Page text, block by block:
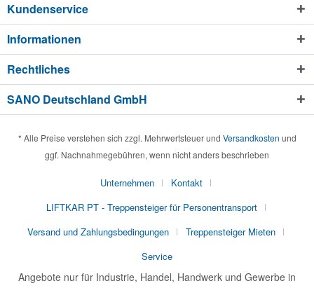
Kundenservice
Informationen
Rechtliches
SANO Deutschland GmbH
* Alle Preise verstehen sich zzgl. Mehrwertsteuer und Versandkosten und
ggf. Nachnahmegebühren, wenn nicht anders beschrieben
Unternehmen
Kontakt
LIFTKAR PT - Treppensteiger für Personentransport
Versand und Zahlungsbedingungen
Treppensteiger Mieten
Service
Angebote nur für Industrie, Handel, Handwerk und Gewerbe in